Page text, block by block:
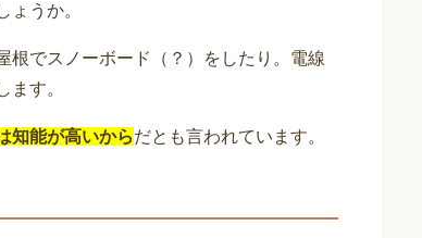
うか。
根でスノーボード（？）をしたり。電線
す。
知能が高いからだとも言われています。